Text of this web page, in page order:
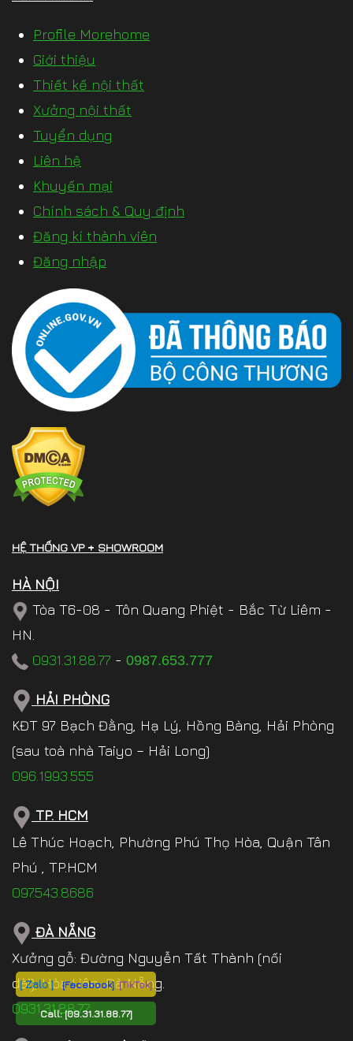
[ Zalo ] [Facebook] [TikTok]
Call:[09.31.31.88.77]
Profile Morehome
Giới thiệu
Thiết kế nội thất
Xưởng nội thất
Tuyển dụng
Liên hệ
Khuyến mại
Chính sách & Quy định
Đăng kí thành viên
Đăng nhập
HỆ THỐNG VP + SHOWROOM
HÀ NỘI
Tòa T6-08 - Tôn Quang Phiệt - Bắc Từ Liêm -
HN.
0931.31.88.77 - 0987.653.777
HẢI PHÒNG
KĐT 97 Bạch Đằng, Hạ Lý, Hồng Bàng, Hải Phòng
(sau toà nhà Taiyo – Hải Long)
096.1993.555
TP. HCM
Lê Thúc Hoạch, Phường Phú Thọ Hòa, Quận Tân
Phú , TP.HCM
097.543.8686
ĐÀ NẴNG
Xưởng gỗ: Đường Nguyễn Tất Thành (nối
dài), Hòa Liên, Đà Nẵng.
0931.31.88.77